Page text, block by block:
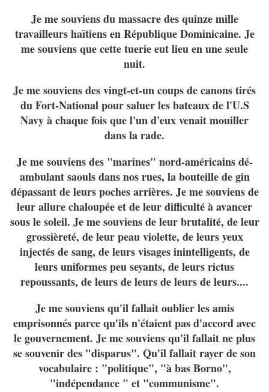
Je me souviens du massacre des quinze mille
travailleurs haïtiens en République Dominicaine. Je
me souviens que cette tuerie eut lieu en une seule
nuit.
Je me souviens des vingt-et-un coups de canons tirés
du Fort-National pour saluer les bateaux de l'U.S
Navy à chaque fois que l'un d'eux venait mouiller
dans la rade.
Je me souviens des "marines" nord-américains dé-
ambulant saouls dans nos rues, la bouteille de gin
dépassant de leurs poches arrières. Je me souviens de
leur allure chaloupée et de leur difficulté à avancer
sous le soleil. Je me souviens de leur brutalité, de leur
grossièreté, de leur peau violette, de leurs yeux
injectés de sang, de leurs visages inintelligents, de
leurs uniformes peu seyants, de leurs rictus
repoussants, de leurs de leurs de leurs de leurs....
Je me souviens qu'il fallait oublier les amis
emprisonnés parce qu'ils n'étaient pas d'accord avec
le gouvernement. Je me souviens qu'il fallait ne plus
se souvenir des "disparus". Qu'il fallait rayer de son
vocabulaire : "politique", "à bas Borno",
"indépendance " et "communisme".